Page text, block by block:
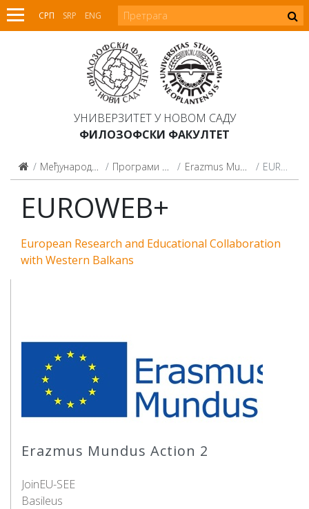
СРП SRP ENG
УНИВЕРЗИТЕТ У НОВОМ САДУ
ФИЛОЗОФСКИ ФАКУЛТЕТ
Међународна сарадња Програми мобилности Erazmus Mundus Action 2 EUROWEB+
Erazmus Mundus Action 2
JoinEU-SEE
Basileus
EUROWEB+
European Research and Educational Collaboration
with Western Balkans